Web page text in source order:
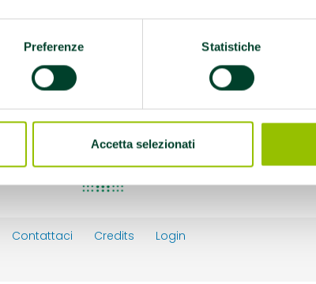
Preferenze Statistiche
Accetta selezionati
Contattaci Credits Login